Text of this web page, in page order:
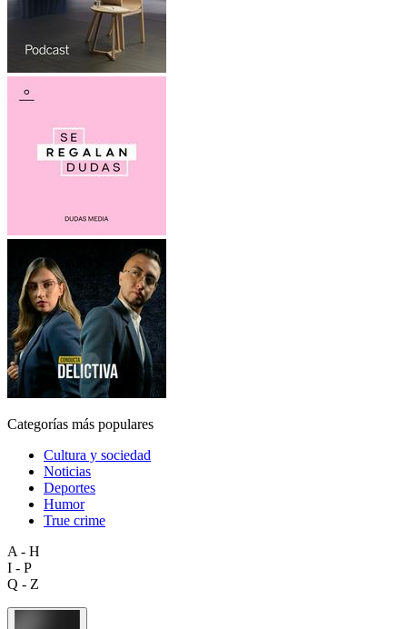
Categorías más populares
Cultura y sociedad
Noticias
Deportes
Humor
True crime
A - H
I - P
Q - Z